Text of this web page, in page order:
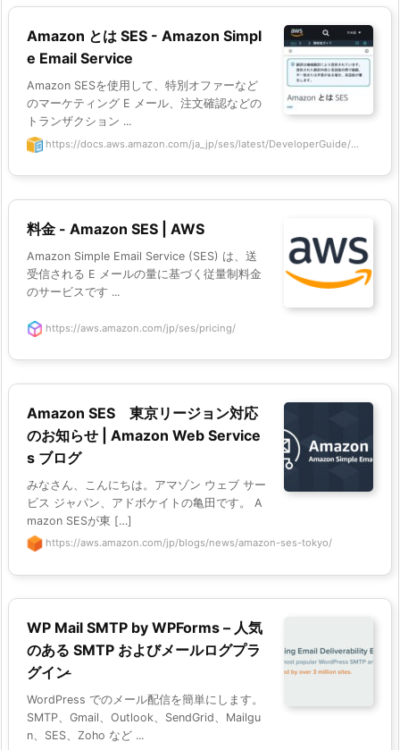
Amazon とは SES - Amazon Simpl
e Email Service
Amazon SESを使用して、特別オファーなど
のマーケティング E メール、注文確認などの
トランザクション ...
https://docs.aws.amazon.com/ja_jp/ses/latest/DeveloperGuide/...
料金 - Amazon SES | AWS
Amazon Simple Email Service (SES) は、送
受信される E メールの量に基づく従量制料金
のサービスです ...
https://aws.amazon.com/jp/ses/pricing/
Amazon SES 東京リージョン対応
のお知らせ | Amazon Web Service
s ブログ
みなさん、こんにちは。アマゾン ウェブ サー
ビス ジャパン、アドボケイトの亀田です。 A
mazon SESが東 […]
https://aws.amazon.com/jp/blogs/news/amazon-ses-tokyo/
WP Mail SMTP by WPForms – 人気
のある SMTP およびメールログプラ
グイン ̵
WordPress でのメール配信を簡単にします。
SMTP、Gmail、Outlook、SendGrid、Mailgu
n、SES、Zoho など ...